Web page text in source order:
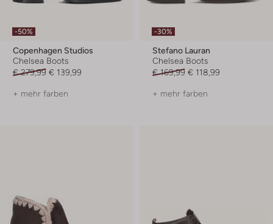
-50%
Copenhagen Studios
Chelsea Boots
€ 279,99 € 139,99
+ mehr farben
-30%
Stefano Lauran
Chelsea Boots
€ 169,99 € 118,99
+ mehr farben